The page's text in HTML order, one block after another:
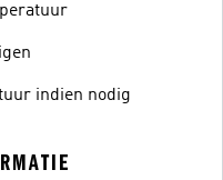
indien nodig